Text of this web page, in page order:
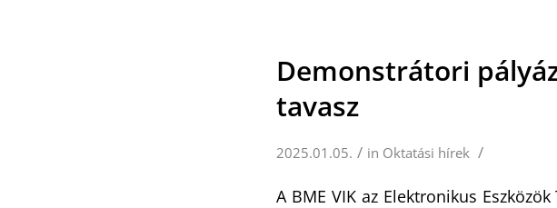
Demonstrátori
tavasz
2025.01.05. / in Oktatási hírek /
A BME VIK az Elektronikus